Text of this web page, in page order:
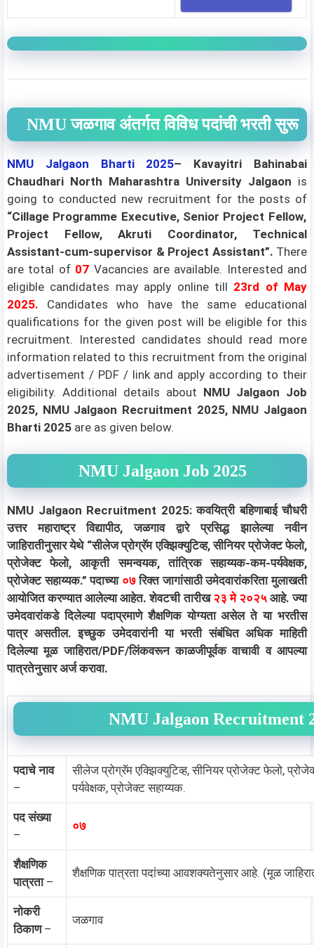
NMU जळगाव अंतर्गत विविध पदांची भरती सुरू
NMU Jalgaon Bharti 2025– Kavayitri Bahinabai
Chaudhari North Maharashtra University Jalgaon is
going to conducted new recruitment for the posts of
“Cillage Programme Executive, Senior Project Fellow,
Project Fellow, Akruti Coordinator, Technical
Assistant-cum-supervisor & Project Assistant”. There
are total of 07 Vacancies are available. Interested and
eligible candidates may apply online till 23rd of May
2025. Candidates who have the same educational
qualifications for the given post will be eligible for this
recruitment. Interested candidates should read more
information related to this recruitment from the original
advertisement / PDF / link and apply according to their
eligibility. Additional details about NMU Jalgaon Job
2025, NMU Jalgaon Recruitment 2025, NMU Jalgaon
Bharti 2025 are as given below.
NMU Jalgaon Job 2025
NMU Jalgaon Recruitment 2025: कवयित्री बहिणाबाई चौधरी
उत्तर महाराष्ट्र विद्यापीठ, जळगाव द्वारे प्रसिद्ध झालेल्या नवीन
जाहिरातीनुसार येथे “सीलेज प्रोग्रॅम एक्झिक्युटिव्ह, सीनियर प्रोजेक्ट फेलो,
प्रोजेक्ट फेलो, आकृती समन्वयक, तांत्रिक सहाय्यक-कम-पर्यवेक्षक,
प्रोजेक्ट सहाय्यक.” पदाच्या ०७रिक्त जागांसाठी उमेदवारांकरिता मुलाखती
आयोजित करण्यात आलेल्या आहेत. शेवटची तारीख२३ मे २०२५आहे. ज्या
उमेदवारांकडे दिलेल्या पदाप्रमाणे शैक्षणिक योग्यता असेल ते या भरतीस
पात्र असतील. इच्छुक उमेदवारांनी या भरती संबंधित अधिक माहिती
दिलेल्या मूळ जाहिरात/PDF/लिंकवरून काळजीपूर्वक वाचावी व आपल्या
पात्रतेनुसार अर्ज करावा.
NMU Jalgaon Recruitment
पदाचे नाव
–
सीलेज प्रोग्रॅम एक्झिक्युटिव्ह, सीनियर प्रोजेक्ट फेलो,
पर्यवेक्षक, प्रोजेक्ट सहाय्यक.
पद संख्या
–
०७
शैक्षणिक
पात्रता–
शैक्षणिक पात्रता पदांच्या आवशक्यतेनुसार आहे. (मूळ
नोकरी
ठिकाण–
जळगाव